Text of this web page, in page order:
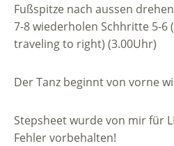
Fußspitze nach aussen
7-8 wiederholen Schhritte 5-6
traveling to right) (3.00Uhr)
Der Tanz beginnt von vorne
Stepsheet wurde von mir für
Fehler vorbehalten!